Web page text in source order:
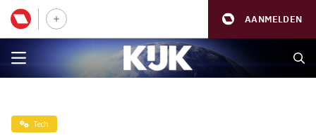
AANMELDEN
Tech